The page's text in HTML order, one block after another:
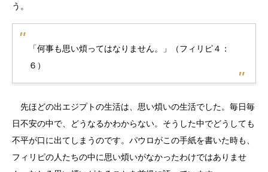
う。
「何事も思い煩ってはなりません。」（フィリピ４：
６）
先ほどの出エジプトの生活は、思い煩いの生活でした。毎日毎
日不安の中で、どうなるかわからない。そうした中でどうしても
不平が口に出てしまうのです。パウロがこの手紙を書いた時も、
フィリピの人たちの中に思い煩いがなかったわけではありませ